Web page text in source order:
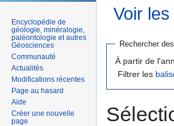
Voir
Rechercher
À partir de
Filtrer les
Encyclopédie de
géologie, minéralogie,
paléontologie et autres
Géosciences
Communauté
Actualités
Modifications récentes
Page au hasard
Aide
Créer une nouvelle
page